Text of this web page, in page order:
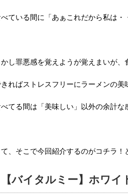
ている間に「あぁこれだから私は・
かし罪悪感を覚えようが覚えまいが、
きればストレスフリーにラーメンの美
てる間は「美味しい」以外の余計な
て、そこで今回紹介するのがコチラ！
【バイタルミー】ホワ